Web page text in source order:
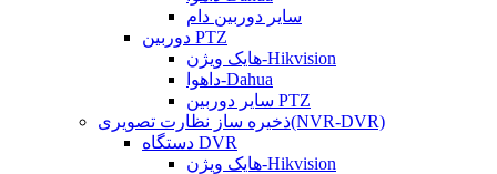
سایر دوربین دام
دوربین PTZ
هایک ویژن-Hikvision
داهوا-Dahua
سایر دوربین PTZ
ذخیره ساز نظارت تصویری(NVR-DVR)
دستگاه DVR
هایک ویژن-Hikvision